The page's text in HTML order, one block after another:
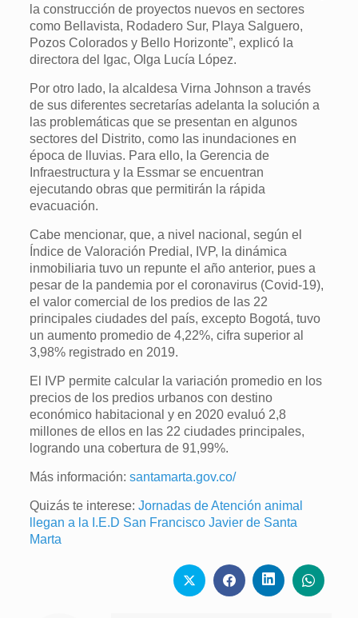
la construcción de proyectos nuevos en sectores
como Bellavista, Rodadero Sur, Playa Salguero,
Pozos Colorados y Bello Horizonte”, explicó la
directora del Igac, Olga Lucía López.
Por otro lado, la alcaldesa Virna Johnson a través
de sus diferentes secretarías adelanta la solución a
las problemáticas que se presentan en algunos
sectores del Distrito, como las inundaciones en
época de lluvias. Para ello, la Gerencia de
Infraestructura y la Essmar se encuentran
ejecutando obras que permitirán la rápida
evacuación.
Cabe mencionar, que, a nivel nacional, según el
Índice de Valoración Predial, IVP, la dinámica
inmobiliaria tuvo un repunte el año anterior, pues a
pesar de la pandemia por el coronavirus (Covid-19),
el valor comercial de los predios de las 22
principales ciudades del país, excepto Bogotá, tuvo
un aumento promedio de 4,22%, cifra superior al
3,98% registrado en 2019.
El IVP permite calcular la variación promedio en los
precios de los predios urbanos con destino
económico habitacional y en 2020 evaluó 2,8
millones de ellos en las 22 ciudades principales,
logrando una cobertura de 91,99%.
Más información:santamarta.gov.co/
Quizás te interese:Jornadas de Atención animal
llegan a la I.E.D San Francisco Javier de Santa
Marta